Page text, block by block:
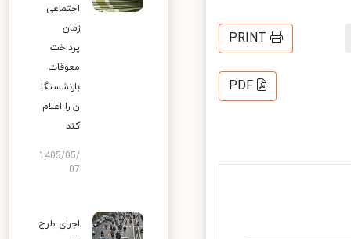
PRINT
PDF
اجتماعی
زمان
پرداخت
معوقات
بازنشستگا
ن را اعلام
کند
1405/05/
07
اجرای طرح